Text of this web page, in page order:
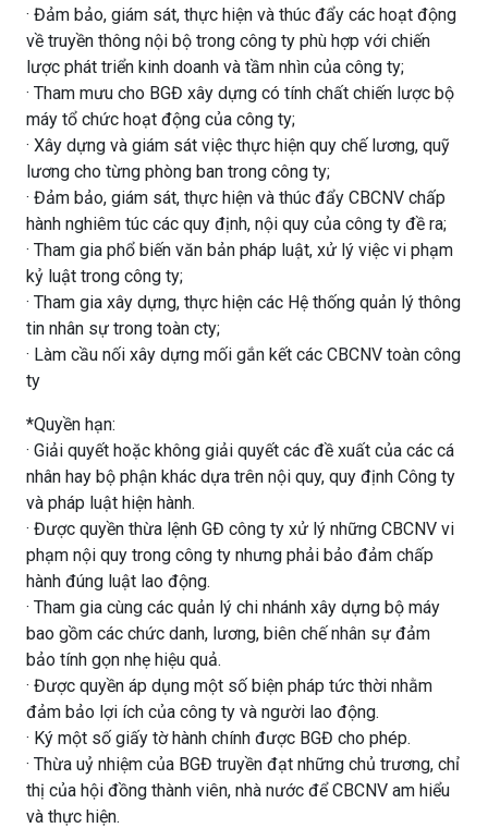
· Đảm bảo, giám sát, thực hiện và thúc đẩy các hoạt động
về truyền thông nội bộ trong công ty phù hợp với chiến
lược phát triển kinh doanh và tầm nhìn của công ty;
· Tham mưu cho BGĐ xây dựng có tính chất chiến lược bộ
máy tổ chức hoạt động của công ty;
· Xây dựng và giám sát việc thực hiện quy chế lương, quỹ
lương cho từng phòng ban trong công ty;
· Đảm bảo, giám sát, thực hiện và thúc đẩy CBCNV chấp
hành nghiêm túc các quy định, nội quy của công ty đề ra;
· Tham gia phổ biến văn bản pháp luật, xử lý việc vi phạm
kỷ luật trong công ty;
· Tham gia xây dựng, thực hiện các Hệ thống quản lý thông
tin nhân sự trong toàn cty;
· Làm cầu nối xây dựng mối gắn kết các CBCNV toàn công
ty
*Quyền hạn:
· Giải quyết hoặc không giải quyết các đề xuất của các cá
nhân hay bộ phận khác dựa trên nội quy, quy định Công ty
và pháp luật hiện hành.
· Được quyền thừa lệnh GĐ công ty xử lý những CBCNV vi
phạm nội quy trong công ty nhưng phải bảo đảm chấp
hành đúng luật lao động.
· Tham gia cùng các quản lý chi nhánh xây dựng bộ máy
bao gồm các chức danh, lương, biên chế nhân sự đảm
bảo tính gọn nhẹ hiệu quả.
· Được quyền áp dụng một số biện pháp tức thời nhằm
đảm bảo lợi ích của công ty và người lao động.
· Ký một số giấy tờ hành chính được BGĐ cho phép.
· Thừa uỷ nhiệm của BGĐ truyền đạt những chủ trương, chỉ
thị của hội đồng thành viên, nhà nước để CBCNV am hiểu
và thực hiện.